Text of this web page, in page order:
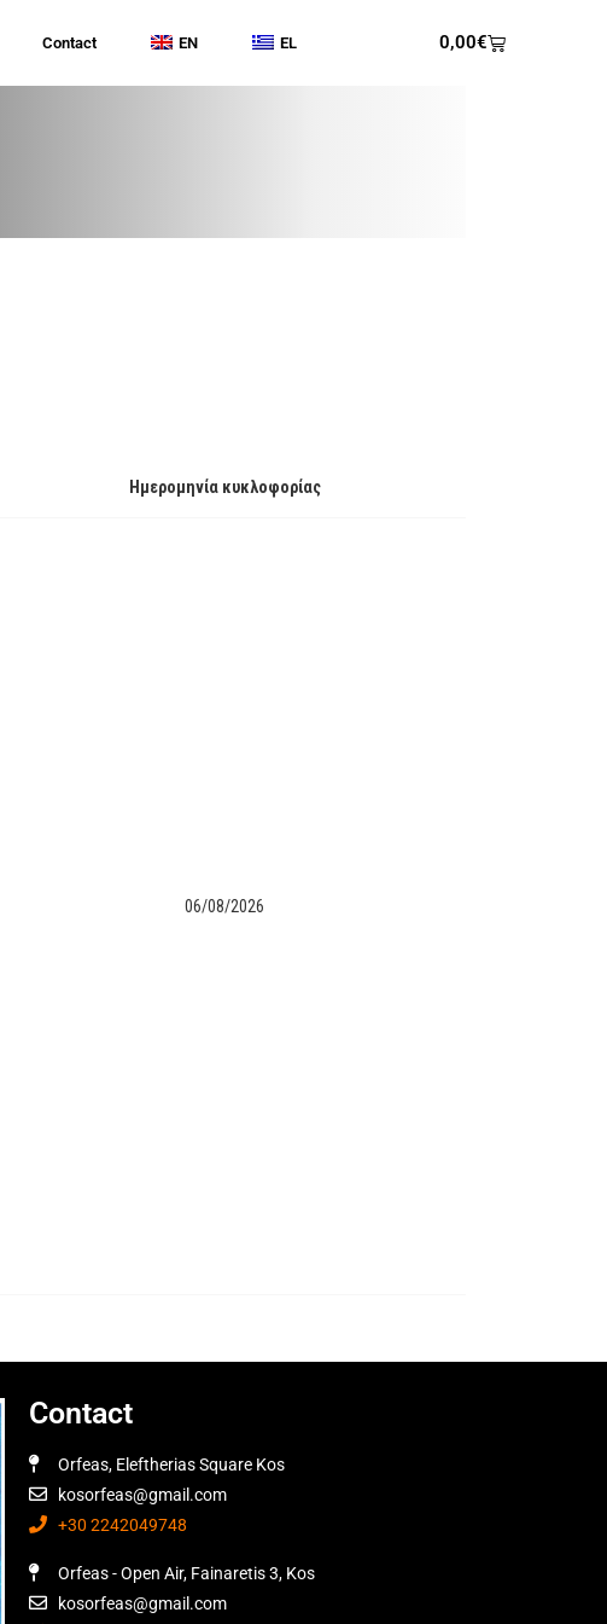
Contact EN EL 0,00€
Ημερομηνία κυκλοφορίας
06/08/2026
Contact
Orfeas, Eleftherias Square Kos
kosorfeas@gmail.com
+30 2242049748
Orfeas - Open Air, Fainaretis 3, Kos
kosorfeas@gmail.com